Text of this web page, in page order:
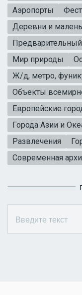
Аэропорты
Деревни и
Мир природы
Ж/д, метро,
Объекты
Европейские
Города Азии и
Развлечения
Современная